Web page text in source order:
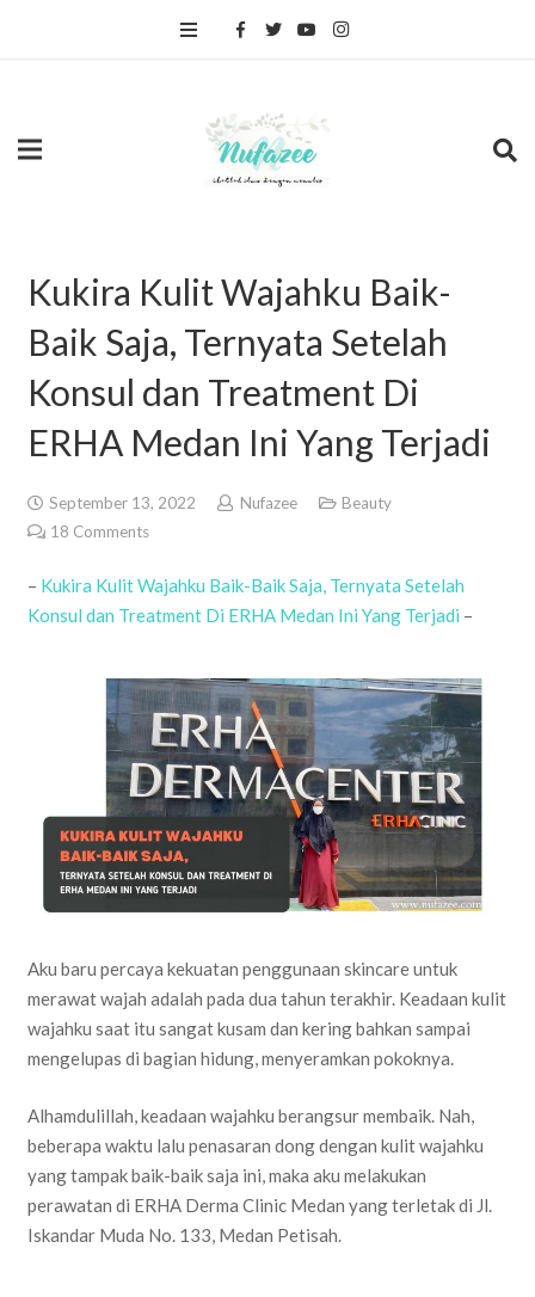
Kukira Kulit Wajahku Baik-
Baik Saja, Ternyata Setelah
Konsul dan Treatment Di
ERHA Medan Ini Yang Terjadi
September 13, 2022 Nufazee
Beauty
18 Comments
– Kukira Kulit Wajahku Baik-Baik Saja, Ternyata Setelah
Konsul dan Treatment Di ERHA Medan Ini Yang Terjadi –
Aku baru percaya kekuatan penggunaan skincare untuk
merawat wajah adalah pada dua tahun terakhir. Keadaan kulit
wajahku saat itu sangat kusam dan kering bahkan sampai
mengelupas di bagian hidung, menyeramkan pokoknya.
Alhamdulillah, keadaan wajahku berangsur membaik. Nah,
beberapa waktu lalu penasaran dong dengan kulit wajahku
yang tampak baik-baik saja ini, maka aku melakukan
perawatan di ERHA Derma Clinic Medan yang terletak di Jl.
Iskandar Muda No. 133, Medan Petisah.